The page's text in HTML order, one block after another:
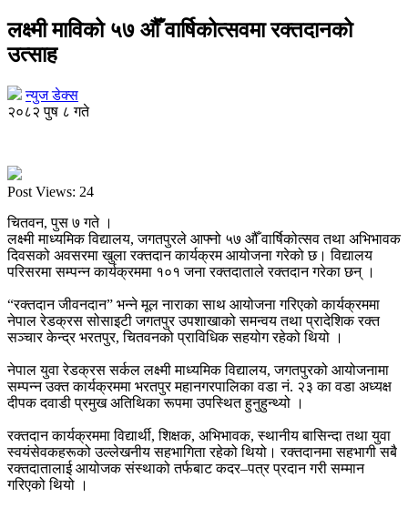
लक्ष्मी माविको ५७ औँ वार्षिकोत्सवमा रक्तदानको
उत्साह
न्युज डेक्स
२०८२ पुष ८ गते
Post Views: 24
चितवन, पुस ७ गते ।
लक्ष्मी माध्यमिक विद्यालय, जगतपुरले आफ्नो ५७ औँ वार्षिकोत्सव तथा अभिभावक
दिवसको अवसरमा खुला रक्तदान कार्यक्रम आयोजना गरेको छ। विद्यालय
परिसरमा सम्पन्न कार्यक्रममा १०१ जना रक्तदाताले रक्तदान गरेका छन् ।
“रक्तदान जीवनदान” भन्ने मूल नाराका साथ आयोजना गरिएको कार्यक्रममा
नेपाल रेडक्रस सोसाइटी जगतपुर उपशाखाको समन्वय तथा प्रादेशिक रक्त
सञ्चार केन्द्र भरतपुर, चितवनको प्राविधिक सहयोग रहेको थियो ।
नेपाल युवा रेडक्रस सर्कल लक्ष्मी माध्यमिक विद्यालय, जगतपुरको आयोजनामा
सम्पन्न उक्त कार्यक्रममा भरतपुर महानगरपालिका वडा नं. २३ का वडा अध्यक्ष
दीपक दवाडी प्रमुख अतिथिका रूपमा उपस्थित हुनुहुन्थ्यो ।
रक्तदान कार्यक्रममा विद्यार्थी, शिक्षक, अभिभावक, स्थानीय बासिन्दा तथा युवा
स्वयंसेवकहरूको उल्लेखनीय सहभागिता रहेको थियो। रक्तदानमा सहभागी सबै
रक्तदातालाई आयोजक संस्थाको तर्फबाट कदर–पत्र प्रदान गरी सम्मान
गरिएको थियो ।